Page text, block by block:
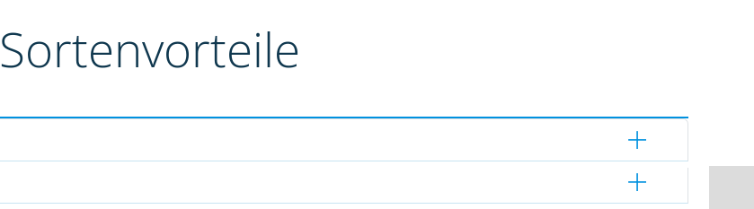
Sortenvorteile